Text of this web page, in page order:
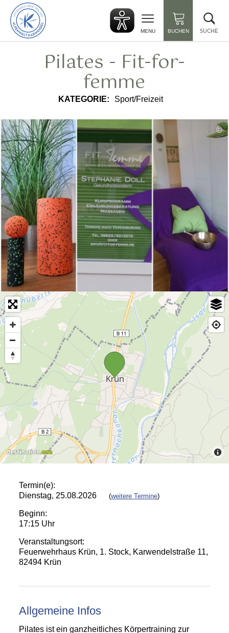
zurück
zur
Startseite
MENU BUCHEN SUCHE
Pilates - Fit-for-
femme
KATEGORIE: Sport/Freizeit
©
Termin(e):
Dienstag, 25.08.2026
(weitere Termine)
Beginn:
17:15 Uhr
Veranstaltungsort:
Feuerwehrhaus Krün, 1. Stock, Karwendelstraße 11,
82494 Krün
Allgemeine Infos
Pilates ist ein ganzheitliches Körpertraining zur